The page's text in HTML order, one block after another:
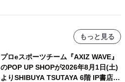
もっと見る
プロeスポーツチーム『AXIZ WAVE』
のPOP UP SHOPが2026年8月1日(土)
よりSHIBUYA TSUTAYA 6階 IP書店で